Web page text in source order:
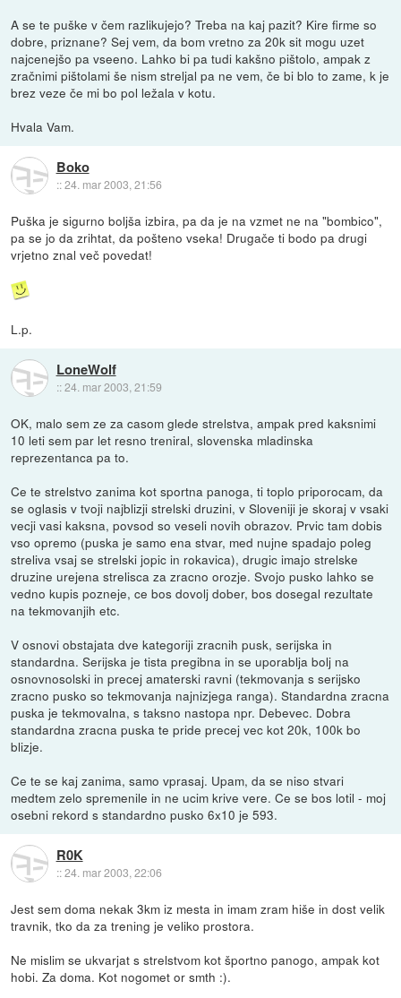
A se te puške v čem razlikujejo? Treba na kaj pazit? Kire firme so
dobre, priznane? Sej vem, da bom vretno za 20k sit mogu uzet
najcenejšo pa vseeno. Lahko bi pa tudi kakšno pištolo, ampak z
zračnimi pištolami še nism streljal pa ne vem, če bi blo to zame, k je
brez veze če mi bo pol ležala v kotu.
Hvala Vam.
Boko
::24. mar 2003, 21:56
Puška je sigurno boljša izbira, pa da je na vzmet ne na "bombico",
pa se jo da zrihtat, da pošteno vseka! Drugače ti bodo pa drugi
vrjetno znal več povedat!
L.p.
LoneWolf
::24. mar 2003, 21:59
OK, malo sem ze za casom glede strelstva, ampak pred kaksnimi
10 leti sem par let resno treniral, slovenska mladinska
reprezentanca pa to.
Ce te strelstvo zanima kot sportna panoga, ti toplo priporocam, da
se oglasis v tvoji najblizji strelski druzini, v Sloveniji je skoraj v vsaki
vecji vasi kaksna, povsod so veseli novih obrazov. Prvic tam dobis
vso opremo (puska je samo ena stvar, med nujne spadajo poleg
streliva vsaj se strelski jopic in rokavica), drugic imajo strelske
druzine urejena strelisca za zracno orozje. Svojo pusko lahko se
vedno kupis pozneje, ce bos dovolj dober, bos dosegal rezultate
na tekmovanjih etc.
V osnovi obstajata dve kategoriji zracnih pusk, serijska in
standardna. Serijska je tista pregibna in se uporablja bolj na
osnovnosolski in precej amaterski ravni (tekmovanja s serijsko
zracno pusko so tekmovanja najnizjega ranga). Standardna zracna
puska je tekmovalna, s taksno nastopa npr. Debevec. Dobra
standardna zracna puska te pride precej vec kot 20k, 100k bo
blizje.
Ce te se kaj zanima, samo vprasaj. Upam, da se niso stvari
medtem zelo spremenile in ne ucim krive vere. Ce se bos lotil - moj
osebni rekord s standardno pusko 6x10 je 593.
R0K
::24. mar 2003, 22:06
Jest sem doma nekak 3km iz mesta in imam zram hiše in dost velik
travnik, tko da za trening je veliko prostora.
Ne mislim se ukvarjat s strelstvom kot športno panogo, ampak kot
hobi. Za doma. Kot nogomet or smth :).